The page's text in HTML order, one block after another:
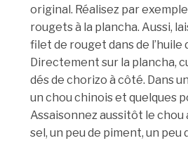
original. Réalisez par
rougets à la plancha. Aussi,
filet de rouget dans de l’huile
Directement sur la plancha,
dés de chorizo à côté. Dans
un chou chinois et quelques
Assaisonnez aussitôt le chou
sel, un peu de piment, un peu